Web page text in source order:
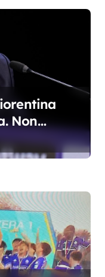
Non
per 4